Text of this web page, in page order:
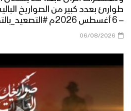
طوارئ بعدد كبير من الصواريخ
– 6 أغسطس 2026م #التصعيد_بالتصعيد
06/08/2026